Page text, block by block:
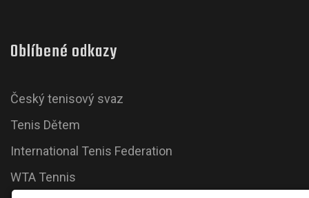
Oblíbené odkazy
Český tenisový svaz
Tenis Dětem
International Tenis Federation
WTA Tennis